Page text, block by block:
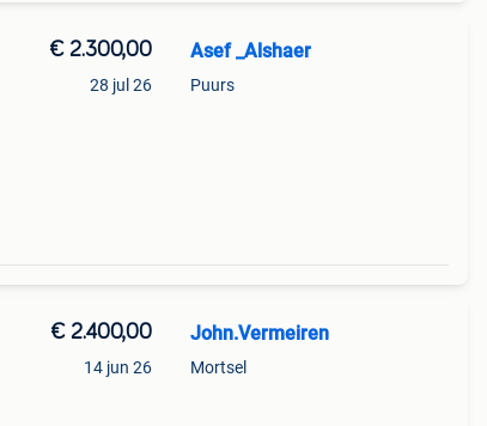
€ 2.300,00
28 jul 26
Asef _Alshaer
Puurs
€ 2.400,00
14 jun 26
John.Vermeiren
Mortsel